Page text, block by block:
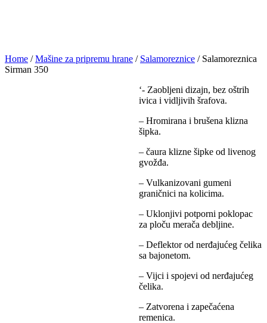
Home /Mašine za pripremu hrane / Salamoreznice / Salamoreznica
Sirman 350
‘- Zaobljeni dizajn, bez oštrih
ivica i vidljivih šrafova.
– Hromirana i brušena klizna
šipka.
– čaura klizne šipke od livenog
gvožđa.
– Vulkanizovani gumeni
graničnici na kolicima.
– Uklonjivi potporni poklopac
za ploču merača debljine.
– Deflektor od nerđajućeg čelika
sa bajonetom.
– Vijci i spojevi od nerđajućeg
čelika.
– Zatvorena i zapečaćena
remenica.